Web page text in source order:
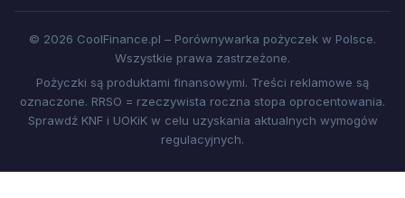
© 2026 CoolFinance.pl – Porównywarka pożyczek w Polsce.
Wszystkie prawa zastrzeżone.
Pożyczki są produktami finansowymi. Treści reklamowe są
oznaczone. RRSO = rzeczywista roczna stopa oprocentowania.
Sprawdź KNF i UOKiK w celu uzyskania aktualnych wymogów
regulacyjnych.